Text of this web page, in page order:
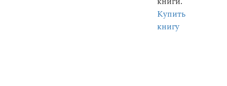
Купить
книгу